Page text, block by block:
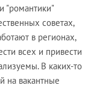
"романтики"
советах,
в регионах,
всех и привести
В каких-то
на вакантные